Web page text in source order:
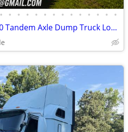
• • • • • • • • • • • • • •
2007 International 7400 Tandem Axle Dump Truck Low Mileage